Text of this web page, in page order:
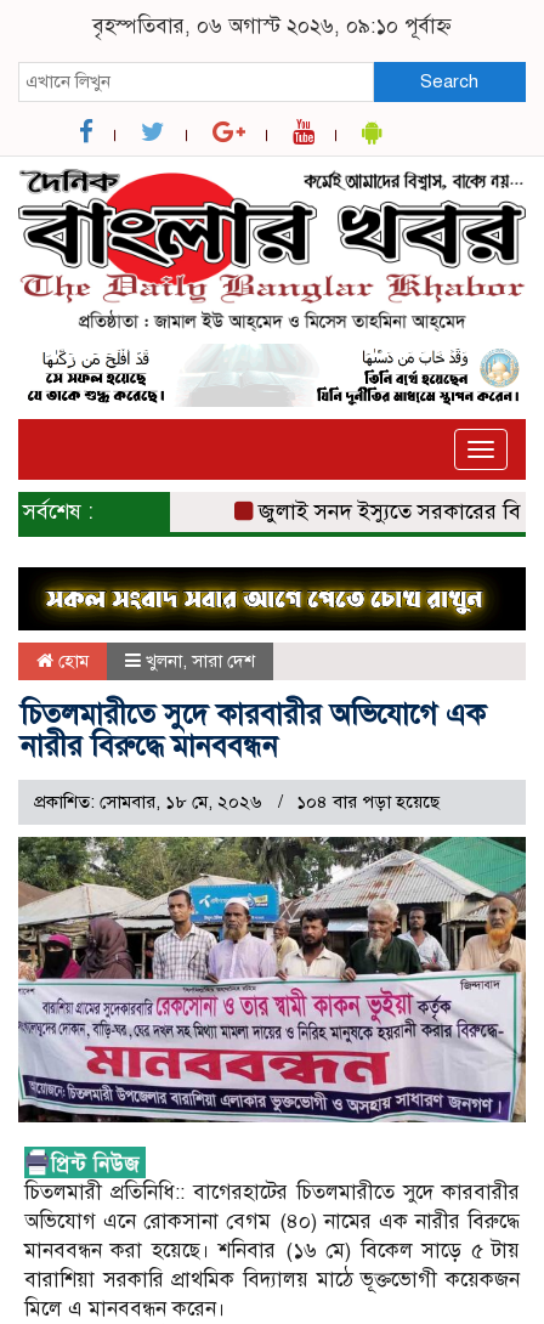
বৃহস্পতিবার, ০৬ অগাস্ট ২০২৬, ০৯:১০ পূর্বাহ্ন
Search
Toggle
সর্বশেষ : জুলাই সনদ ইস্যুতে সরকারের বিরুদ্ধে
হোম খুলনা,সারা দেশ
চিতলমারীতে সুদে কারবারীর অভিযোগে এক
নারীর বিরুদ্ধে মানববন্ধন
প্রকাশিত: সোমবার, ১৮ মে, ২০২৬ ১০৪ বার পড়া হয়েছে
চিতলমারী প্রতিনিধি:: বাগেরহাটের চিতলমারীতে সুদে কারবারীর
অভিযোগ এনে রোকসানা বেগম (৪০) নামের এক নারীর বিরুদ্ধে
মানববন্ধন করা হয়েছে। শনিবার (১৬ মে) বিকেল সাড়ে ৫ টায়
বারাশিয়া সরকারি প্রাথমিক বিদ্যালয় মাঠে ভূক্তভোগী কয়েকজন
মিলে এ মানববন্ধন করেন।